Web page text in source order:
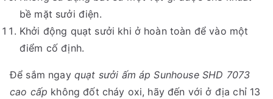
bề mặt sưởi điện.
Khởi động quạt sưởi khi ở hoàn toàn để vào một
điểm cố định.
Để sắm ngay quạt sưởi ấm áp Sunhouse SHD 7073
cao cấp không đốt cháy oxi, hãy đến với ở địa chỉ 13